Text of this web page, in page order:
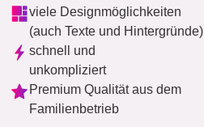
viele Designmöglichkeiten
(auch Texte und Hintergründe)
schnell und
unkompliziert
Premium Qualität aus dem
Familienbetrieb